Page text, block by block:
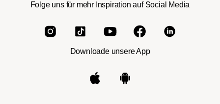
Folge uns für mehr Inspiration auf Social Media
Downloade unsere App